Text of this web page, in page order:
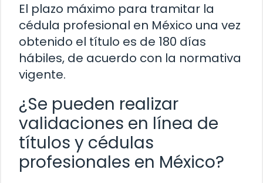
El plazo máximo para tramitar la
cédula profesional en México una vez
obtenido el título es de 180 días
hábiles, de acuerdo con la normativa
vigente.
¿Se pueden realizar
validaciones en línea de
títulos y cédulas
profesionales en México?